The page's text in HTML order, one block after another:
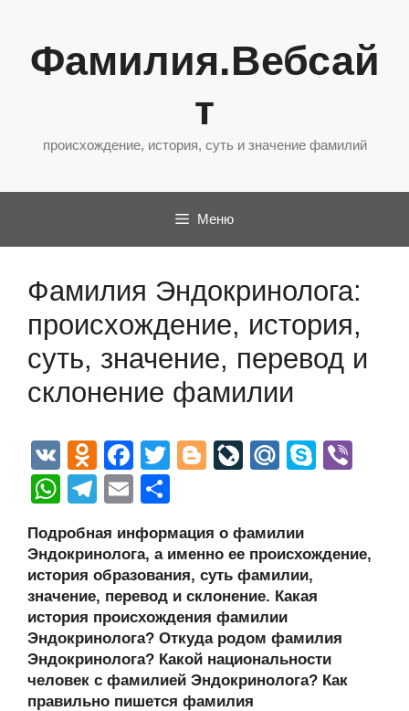
содержимому
Фамилия.Вебсай
т
происхождение, история, суть и значение фамилий
Меню
Фамилия Эндокринолога:
происхождение, история,
суть, значение, перевод и
склонение фамилии
V
K
O
d
n
o
kl
a
ss
ni
ki
F
a
c
e
b
o
o
k
T
er
Bl
g
er
Li
J
o
ur
n
al
M
u
S
e
W
at
s
A
p
p
T
e
gr
a
m
E
ail р
а
в
и
ть
Подробная информация о фамилии
Эндокринолога, а именно ее происхождение,
история образования, суть фамилии,
значение, перевод и склонение. Какая
история происхождения фамилии
Эндокринолога? Откуда родом фамилия
Эндокринолога? Какой национальности
человек с фамилией Эндокринолога? Как
правильно пишется фамилия